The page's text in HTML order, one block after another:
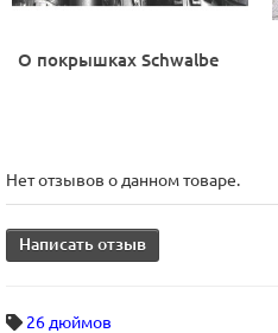
О покрышках Schwalbe
Нет отзывов о данном товаре.
Написать отзыв
26 дюймов